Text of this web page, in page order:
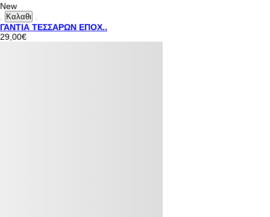
New
Καλαθι
ΓΑΝΤΙΑ ΤΕΣΣΑΡΩΝ ΕΠΟΧ..
29,00€